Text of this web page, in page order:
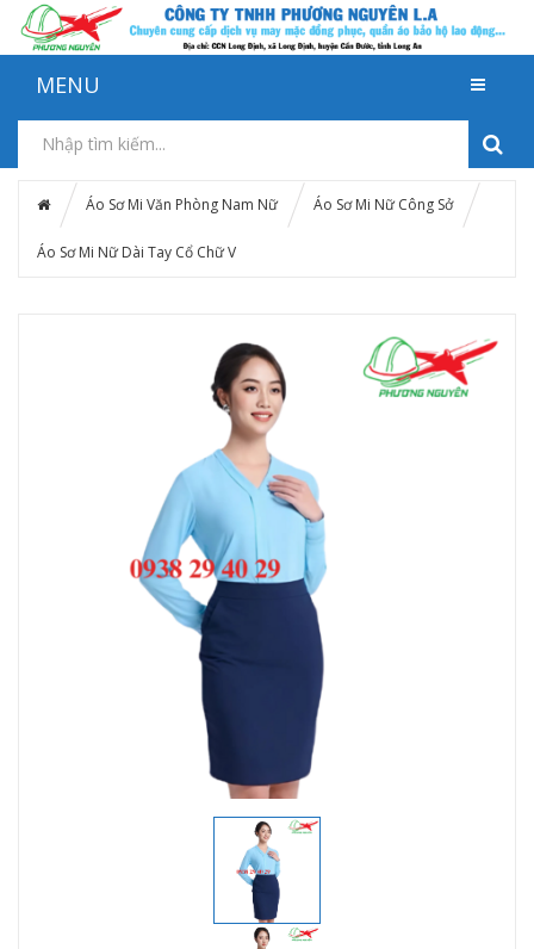
MENU
Áo Sơ Mi Văn Phòng Nam Nữ Áo Sơ Mi Nữ Công Sở
Áo Sơ Mi Nữ Dài Tay Cổ Chữ V